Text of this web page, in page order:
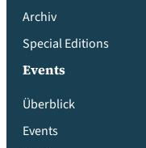
Archiv
Special Editions
Events
Überblick
Events